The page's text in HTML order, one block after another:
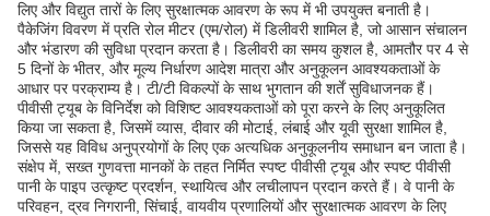
लिए और विद्युत तारों के लिए सुरक्षात्मक आवरण के रूप में भी उपयुक्त बनाती है।
पैकेजिंग विवरण में प्रति रोल मीटर (एम/रोल) में डिलीवरी शामिल है, जो आसान संचालन
और भंडारण की सुविधा प्रदान करता है। डिलीवरी का समय कुशल है, आमतौर पर 4 से
5 दिनों के भीतर, और मूल्य निर्धारण आदेश मात्रा और अनुकूलन आवश्यकताओं के
आधार पर परक्राम्य है। टी/टी विकल्पों के साथ भुगतान की शर्तें सुविधाजनक हैं।
पीवीसी ट्यूब के विनिर्देश को विशिष्ट आवश्यकताओं को पूरा करने के लिए अनुकूलित
किया जा सकता है, जिसमें व्यास, दीवार की मोटाई, लंबाई और यूवी सुरक्षा शामिल है,
जिससे यह विविध अनुप्रयोगों के लिए एक अत्यधिक अनुकूलनीय समाधान बन जाता है।
संक्षेप में, सख्त गुणवत्ता मानकों के तहत निर्मित स्पष्ट पीवीसी ट्यूब और स्पष्ट पीवीसी
पानी के पाइप उत्कृष्ट प्रदर्शन, स्थायित्व और लचीलापन प्रदान करते हैं। वे पानी के
परिवहन, द्रव निगरानी, सिंचाई, वायवीय प्रणालियों और सुरक्षात्मक आवरण के लिए